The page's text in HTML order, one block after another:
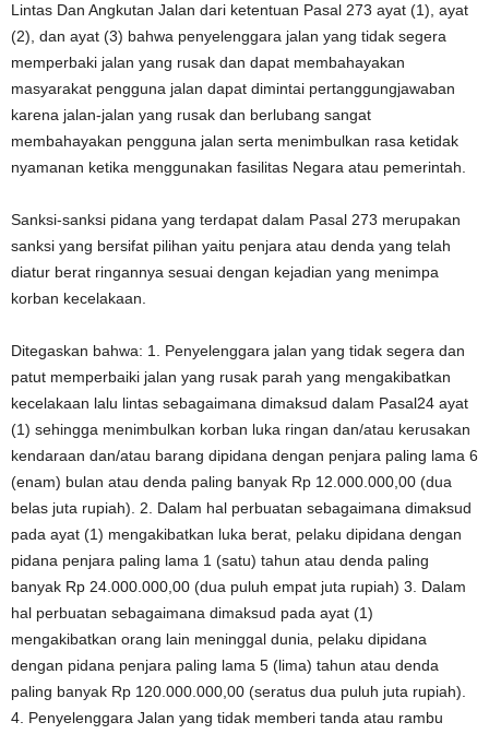
Lintas Dan Angkutan Jalan dari ketentuan Pasal 273 ayat (1), ayat
(2), dan ayat (3) bahwa penyelenggara jalan yang tidak segera
memperbaki jalan yang rusak dan dapat membahayakan
masyarakat pengguna jalan dapat dimintai pertanggungjawaban
karena jalan-jalan yang rusak dan berlubang sangat
membahayakan pengguna jalan serta menimbulkan rasa ketidak
nyamanan ketika menggunakan fasilitas Negara atau pemerintah.
Sanksi-sanksi pidana yang terdapat dalam Pasal 273 merupakan
sanksi yang bersifat pilihan yaitu penjara atau denda yang telah
diatur berat ringannya sesuai dengan kejadian yang menimpa
korban kecelakaan.
Ditegaskan bahwa: 1. Penyelenggara jalan yang tidak segera dan
patut memperbaiki jalan yang rusak parah yang mengakibatkan
kecelakaan lalu lintas sebagaimana dimaksud dalam Pasal24 ayat
(1) sehingga menimbulkan korban luka ringan dan/atau kerusakan
kendaraan dan/atau barang dipidana dengan penjara paling lama 6
(enam) bulan atau denda paling banyak Rp 12.000.000,00 (dua
belas juta rupiah). 2. Dalam hal perbuatan sebagaimana dimaksud
pada ayat (1) mengakibatkan luka berat, pelaku dipidana dengan
pidana penjara paling lama 1 (satu) tahun atau denda paling
banyak Rp 24.000.000,00 (dua puluh empat juta rupiah) 3. Dalam
hal perbuatan sebagaimana dimaksud pada ayat (1)
mengakibatkan orang lain meninggal dunia, pelaku dipidana
dengan pidana penjara paling lama 5 (lima) tahun atau denda
paling banyak Rp 120.000.000,00 (seratus dua puluh juta rupiah).
4. Penyelenggara Jalan yang tidak memberi tanda atau rambu